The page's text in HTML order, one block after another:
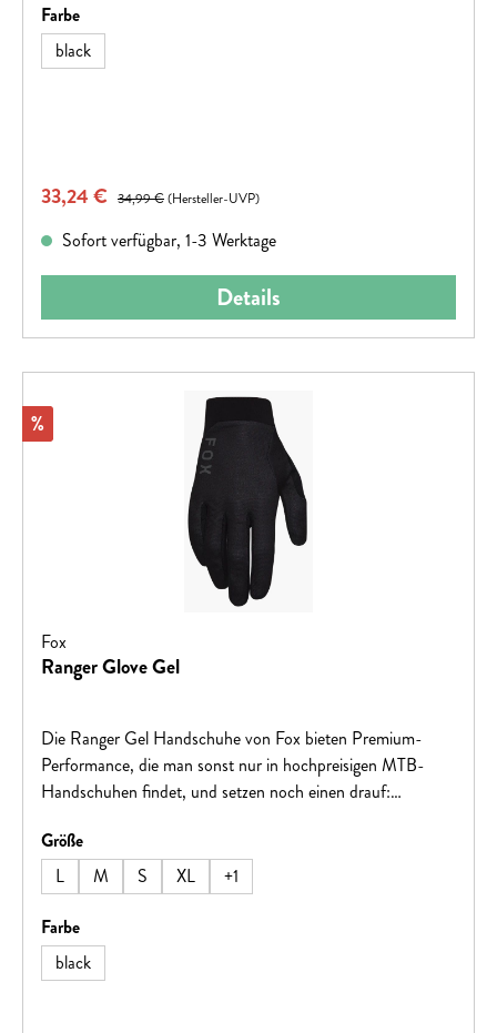
Farbeauswählen
black
Verkaufspreis:
33,24 € Regulärer Preis:
34,99 €(Hersteller-UVP)
Sofort verfügbar, 1-3 Werktage
Details
Rabatt
%
Fox
Ranger Glove Gel
Die Ranger Gel Handschuhe von Fox bieten Premium-
Performance, die man sonst nur in hochpreisigen MTB-
Handschuhen findet, und setzen noch einen drauf:
für zusätzlichen Schutz und Komfort bei jeder
Fahrt.HauptmerkmaleGelpolsterung – reduziert Druck und
Vibrationen für längere, komfortable FahrtenTouchscreen-
kompatible Fingerspitzen – Zeigefinger und Daumen
ermöglichen einfache Bedienung von GerätenFlache
Manschette – sorgt für optimale Bewegungsfreiheit und
Größeauswählen
L
M S XL +1
Farbeauswählen
black